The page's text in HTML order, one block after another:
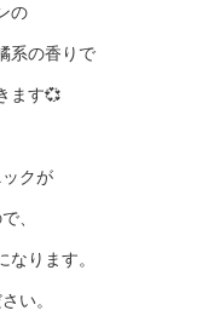
の
系の香りで
ます💞
クが
、
ります。
い。